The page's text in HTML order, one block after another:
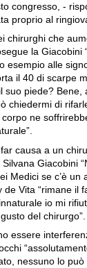
congresso, -
proprio al
chirurghi che
la Giacobini
esempio alle
il 40 di scarpe
suo piede? Bene,
chiedermi di
ne
causa a un
Giacobini
Medici se c’è
de Vita “rimane il
io mi
del chirurgo”.
essere
nessuno lo